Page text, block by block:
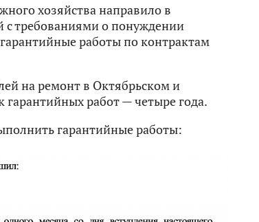
хозяйства направило в
с требованиями о понуждении
работы по контрактам
на ремонт в Октябрьском и
работ — четыре года.
гарантийные работы: